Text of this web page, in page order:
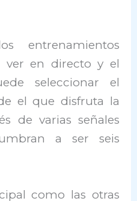
entrenamientos
ver en directo y el
seleccionar el
el que disfruta la
de varias señales
a ser seis
como las otras